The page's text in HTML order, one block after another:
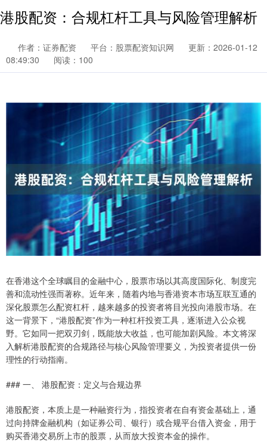
港股配资：合规杠杆工具与风险管理解析
作者：证券配资 平台：股票配资知识网
更新：2026-01-12
08:49:30
阅读：100
在香港这个全球瞩目的金融中心，股票市场以其高度国际化、制度完
善和流动性强而著称。近年来，随着内地与香港资本市场互联互通的
深化股票怎么配资杠杆，越来越多的投资者将目光投向港股市场。在
这一背景下，“港股配资”作为一种杠杆投资工具，逐渐进入公众视
野。它如同一把双刃剑，既能放大收益，也可能加剧风险。本文将深
入解析港股配资的合规路径与核心风险管理要义，为投资者提供一份
理性的行动指南。
### 一、 港股配资：定义与合规边界
港股配资，本质上是一种融资行为，指投资者在自有资金基础上，通
过向持牌金融机构（如证券公司、银行）或合规平台借入资金，用于
购买香港交易所上市的股票，从而放大投资本金的操作。